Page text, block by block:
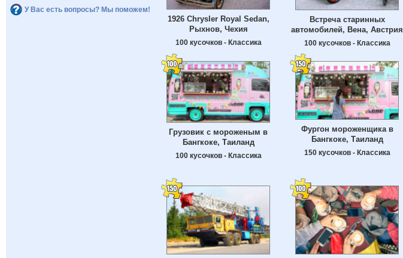
У Вас есть вопросы? Мы поможем!
1926 Chrysler Royal Sedan,
Рыхнов, Чехия
100 кусочков - Классика
Встреча старинных
автомобилей, Вена, Австрия
100 кусочков - Классика
Грузовик с мороженым в
Бангкоке, Таиланд
100 кусочков - Классика
Фургон мороженщика в
Бангкоке, Таиланд
150 кусочков - Классика